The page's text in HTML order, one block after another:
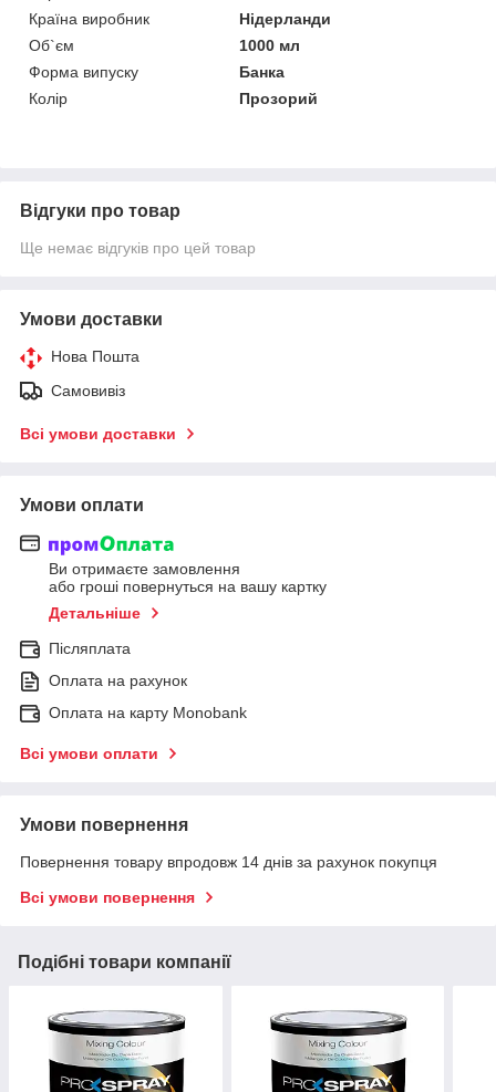
Країна виробник
Нідерланди
Об`єм
1000 мл
Форма випуску
Банка
Колір
Прозорий
Відгуки про товар
Ще немає відгуків про цей товар
Умови доставки
Нова Пошта
Самовивіз
Всі умови доставки
Умови оплати
Ви отримаєте замовлення
або гроші повернуться на вашу картку
Детальніше
Післяплата
Оплата на рахунок
Оплата на карту Monobank
Всі умови оплати
Умови повернення
Повернення товару впродовж 14 днів за рахунок покупця
Всі умови повернення
Подібні товари компанії